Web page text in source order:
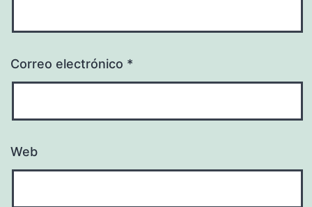
Correo electrónico *
Web